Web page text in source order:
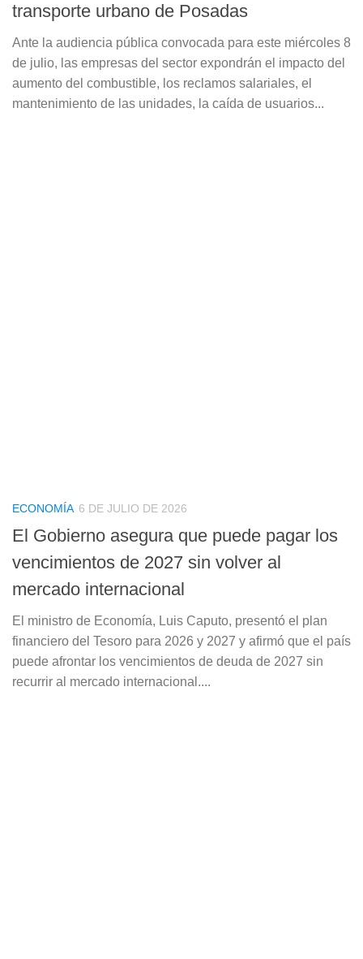
transporte urbano de Posadas
Ante la audiencia pública convocada para este miércoles 8
de julio, las empresas del sector expondrán el impacto del
aumento del combustible, los reclamos salariales, el
mantenimiento de las unidades, la caída de usuarios...
ECONOMÍA 6 DE JULIO DE 2026
El Gobierno asegura que puede pagar los
vencimientos de 2027 sin volver al
mercado internacional
El ministro de Economía, Luis Caputo, presentó el plan
financiero del Tesoro para 2026 y 2027 y afirmó que el país
puede afrontar los vencimientos de deuda de 2027 sin
recurrir al mercado internacional....